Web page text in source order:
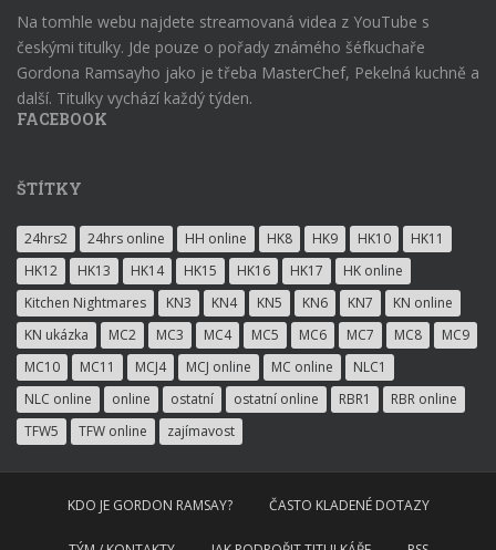
Na tomhle webu najdete streamovaná videa z YouTube s
českými titulky. Jde pouze o pořady známého šéfkuchaře
Gordona Ramsayho jako je třeba MasterChef, Pekelná kuchně a
další. Titulky vychází každý týden.
FACEBOOK
ŠTÍTKY
24hrs2 24hrs online HH online HK8 HK9 HK10
HK11
HK12
HK13 HK14 HK15 HK16 HK17
HK online
Kitchen Nightmares
KN3 KN4 KN5 KN6 KN7
KN online
KN ukázka
MC2 MC3 MC4 MC5 MC6 MC7 MC8
MC9
MC10
MC11 MCJ4 MCJ online MC online
NLC1
NLC online
online ostatní ostatní online RBR1
RBR online
TFW5
TFW online zajímavost
KDO JE GORDON RAMSAY? ČASTO KLADENÉ DOTAZY